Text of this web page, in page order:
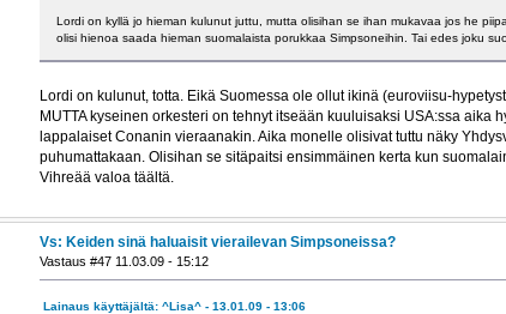
Lordi on kyllä jo hieman kulunut juttu, mutta olisihan se ihan mukavaa jos he
olisi hienoa saada hieman suomalaista porukkaa Simpsoneihin. Tai edes joku
Lordi on kulunut, totta. Eikä Suomessa ole ollut ikinä (euroviisu-
MUTTA kyseinen orkesteri on tehnyt itseään kuuluisaksi USA:ssa aika
lappalaiset Conanin vieraanakin. Aika monelle olisivat tuttu näky
puhumattakaan. Olisihan se sitäpaitsi ensimmäinen kerta kun
Vihreää valoa täältä.
Vs: Keiden sinä haluaisit vierailevan Simpsoneissa?
Vastaus #47 11.03.09 - 15:12
Lainaus käyttäjältä: ^Lisa^ - 13.01.09 - 13:06